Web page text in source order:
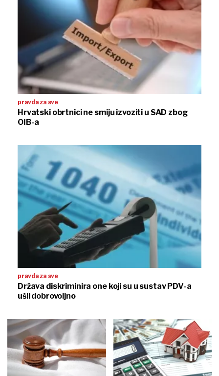
pravda za sve
Hrvatski obrtnici ne smiju izvoziti u SAD zbog
OIB-a
pravda za sve
Država diskriminira one koji su u sustav PDV-a
ušli dobrovoljno